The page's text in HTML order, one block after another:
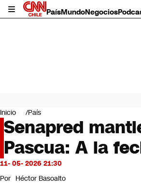
PaísMundoNegocios
Mundo
Negocios
Deportes
Programas completos
Cultura
Servicios
Bits
CNN Data
Inicio País
Senapred
Pascua: A la
11- 05- 2026 21:30
Por Héctor Basoalto